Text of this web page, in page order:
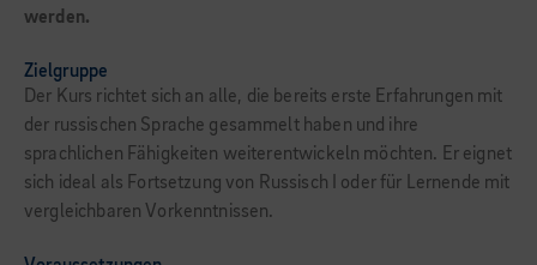
werden.
Zielgruppe
Der Kurs richtet sich an alle, die bereits erste Erfahrungen mit
der russischen Sprache gesammelt haben und ihre
sprachlichen Fähigkeiten weiterentwickeln möchten. Er eignet
sich ideal als Fortsetzung von Russisch I oder für Lernende mit
vergleichbaren Vorkenntnissen.